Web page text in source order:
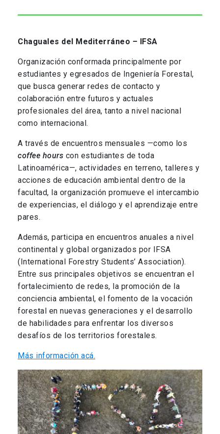
Chaguales del Mediterráneo – IFSA
Organización conformada principalmente por
estudiantes y egresados de Ingeniería Forestal,
que busca generar redes de contacto y
colaboración entre futuros y actuales
profesionales del área, tanto a nivel nacional
como internacional.
A través de encuentros mensuales —como los
coffee hours con estudiantes de toda
Latinoamérica—, actividades en terreno, talleres y
acciones de educación ambiental dentro de la
facultad, la organización promueve el intercambio
de experiencias, el diálogo y el aprendizaje entre
pares.
Además, participa en encuentros anuales a nivel
continental y global organizados por IFSA
(International Forestry Students’ Association).
Entre sus principales objetivos se encuentran el
fortalecimiento de redes, la promoción de la
conciencia ambiental, el fomento de la vocación
forestal en nuevas generaciones y el desarrollo
de habilidades para enfrentar los diversos
desafíos de los territorios forestales.
Más información acá.